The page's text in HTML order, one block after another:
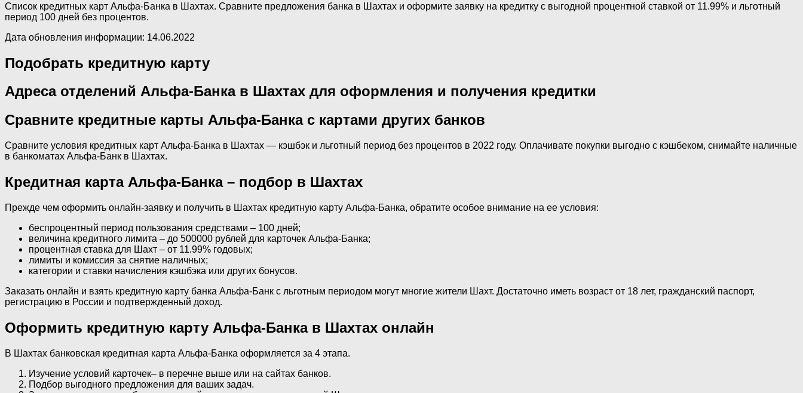
Список кредитных карт Альфа-Банка в Шахтах. Сравните предложения банка в Шахтах и оформите заявку на кредитку с выгодной процентной ставкой от 11.99% и льготный
период 100 дней без процентов.
Дата обновления информации: 14.06.2022
Подобрать кредитную карту
Адреса отделений Альфа-Банка в Шахтах для оформления и получения кредитки
Сравните кредитные карты Альфа-Банка с картами других банков
Сравните условия кредитных карт Альфа-Банка в Шахтах — кэшбэк и льготный период без процентов в 2022 году. Оплачивате покупки выгодно с кэшбеком, снимайте наличные
в банкоматах Альфа-Банк в Шахтах.
Кредитная карта Альфа-Банка – подбор в Шахтах
Прежде чем оформить онлайн-заявку и получить в Шахтах кредитную карту Альфа-Банка, обратите особое внимание на ее условия:
беспроцентный период пользования средствами – 100 дней;
величина кредитного лимита – до 500000 рублей для карточек Альфа-Банка;
процентная ставка для Шахт – от 11.99% годовых;
лимиты и комиссия за снятие наличных;
категории и ставки начисления кэшбэка или других бонусов.
Заказать онлайн и взять кредитную карту банка Альфа-Банк с льготным периодом могут многие жители Шахт. Достаточно иметь возраст от 18 лет, гражданский паспорт,
регистрацию в России и подтвержденный доход.
Оформить кредитную карту Альфа-Банка в Шахтах онлайн
В Шахтах банковская кредитная карта Альфа-Банка оформляется за 4 этапа.
Изучение условий карточек– в перечне выше или на сайтах банков.
Подбор выгодного предложения для ваших задач.